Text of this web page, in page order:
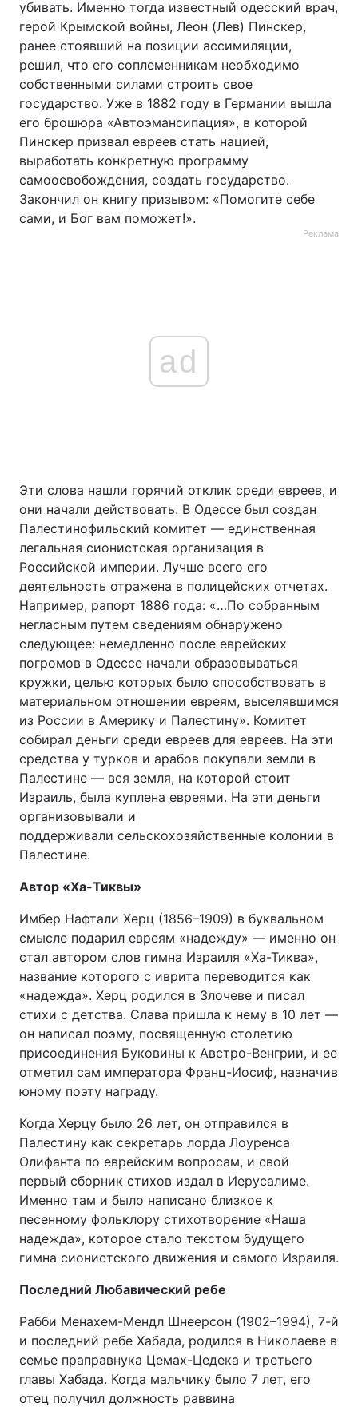
убивать. Именно тогда известный одесский врач,
герой Крымской войны, Леон (Лев) Пинскер,
ранее стоявший на позиции ассимиляции,
решил, что его соплеменникам необходимо
собственными силами строить свое
государство. Уже в 1882 году в Германии вышла
его брошюра «Автоэмансипация», в которой
Пинскер призвал евреев стать нацией,
выработать конкретную программу
самоосвобождения, создать государство.
Закончил он книгу призывом: «Помогите себе
сами, и Бог вам поможет!».
Реклама
ad
Эти слова нашли горячий отклик среди евреев, и
они начали действовать. В Одессе был создан
Палестинофильский комитет — единственная
легальная сионистская организация в
Российской империи. Лучше всего его
деятельность отражена в полицейских отчетах.
Например, рапорт 1886 года: «…По собранным
негласным путем сведениям обнаружено
следующее: немедленно после еврейских
погромов в Одессе начали образовываться
кружки, целью которых было способствовать в
материальном отношении евреям, выселявшимся
из России в Америку и Палестину». Комитет
собирал деньги среди евреев для евреев. На эти
средства у турков и арабов покупали земли в
Палестине — вся земля, на которой стоит
Израиль, была куплена евреями. На эти деньги
организовывали и
поддерживали сельскохозяйственные колонии в
Палестине.
Автор «Ха-Тиквы»
Имбер Нафтали Херц (1856–1909) в буквальном
смысле подарил евреям «надежду» — именно он
стал автором слов гимна Израиля «Ха-Тиква»,
название которого с иврита переводится как
«надежда». Херц родился в Злочеве и писал
стихи с детства. Слава пришла к нему в 10 лет —
он написал поэму, посвященную столетию
присоединения Буковины к Австро-Венгрии, и ее
отметил сам императора Франц-Иосиф, назначив
юному поэту награду.
Когда Херцу было 26 лет, он отправился в
Палестину как секретарь лорда Лоуренса
Олифанта по еврейским вопросам, и свой
первый сборник стихов издал в Иерусалиме.
Именно там и было написано близкое к
песенному фольклору стихотворение «Наша
надежда», которое стало текстом будущего
гимна сионистского движения и самого Израиля.
Последний Любавический ребе
Рабби Менахем-Мендл Шнеерсон (1902–1994), 7-й
и последний ребе Хабада, родился в Николаеве в
семье праправнука Цемах-Цедека и третьего
главы Хабада. Когда мальчику было 7 лет, его
отец получил должность раввина